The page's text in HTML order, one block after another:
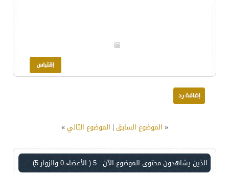
« الموضوع السابق| الموضوع التالي»
الذين يشاهدون محتوى الموضوع الآن : 5 ( الأعضاء 0 والزوار 5)